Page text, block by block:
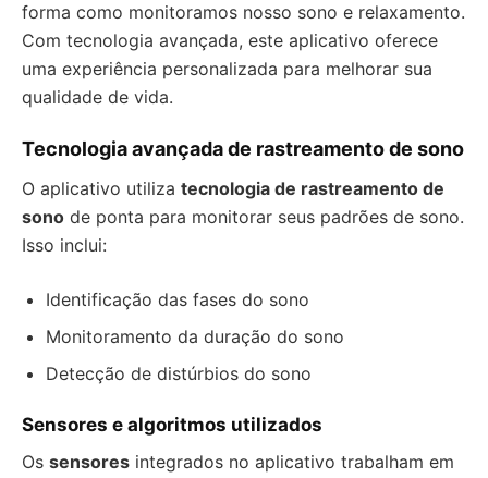
forma como monitoramos nosso sono e relaxamento.
Com tecnologia avançada, este aplicativo oferece
uma experiência personalizada para melhorar sua
qualidade de vida.
Tecnologia avançada de rastreamento de sono
O aplicativo utiliza tecnologia de rastreamento de
sono de ponta para monitorar seus padrões de sono.
Isso inclui:
Identificação das fases do sono
Monitoramento da duração do sono
Detecção de distúrbios do sono
Sensores e algoritmos utilizados
Os sensores integrados no aplicativo trabalham em